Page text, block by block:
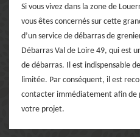
Si vous vivez dans la zone de
vous êtes concernés sur cette
d’un service de débarras de
Débarras Val de Loire 49, qui est
de débarras. Il est indispensable
limitée. Par conséquent, il est
contacter immédiatement afin de
votre projet.